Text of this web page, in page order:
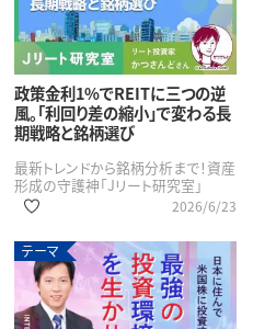
政策金利1%でREITに三つの逆
風。「利回り差の縮小」で変わる長
期戦略と銘柄選び
最新トレンドから銘柄分析まで！資産
形成の守護神「Jリート研究室」
2026/6/23
テーマ